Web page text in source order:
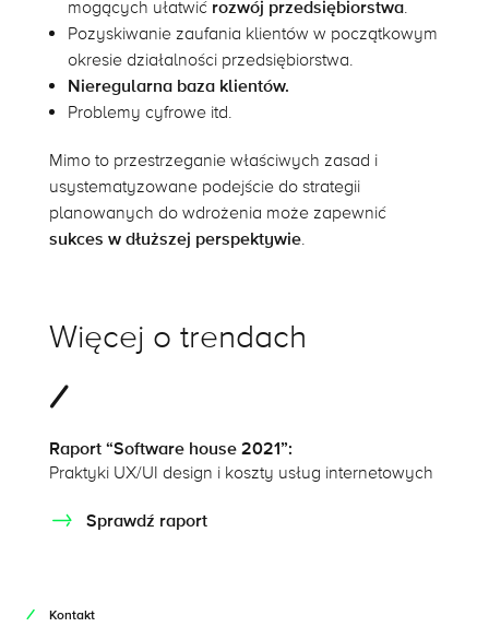
mogących ułatwić rozwój przedsiębiorstwa.
Pozyskiwanie zaufania klientów w początkowym
okresie działalności przedsiębiorstwa.
Nieregularna baza klientów.
Problemy cyfrowe itd.
Mimo to przestrzeganie właściwych zasad i
usystematyzowane podejście do strategii
planowanych do wdrożenia może zapewnić
sukces w dłuższej perspektywie.
Więcej o trendach
Raport “Software house 2021”:
Praktyki UX/UI design i koszty usług internetowych
Sprawdź raport
Kontakt